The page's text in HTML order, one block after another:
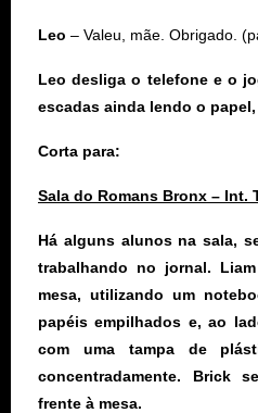
Leo – Valeu, mãe. Obrigado.
Leo desliga o telefone e o
escadas ainda lendo o
Corta para:
Sala do Romans Bronx – Int.
Há alguns alunos na sala,
trabalhando no jornal.
mesa, utilizando um
papéis empilhados e, ao
com uma tampa de
concentradamente. Brick
frente à mesa.